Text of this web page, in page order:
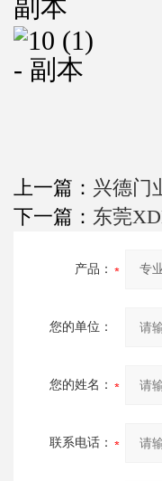
上一篇： 兴德门
下一篇： 东莞
产品：
您的单位：
您的姓名：
联系电话：